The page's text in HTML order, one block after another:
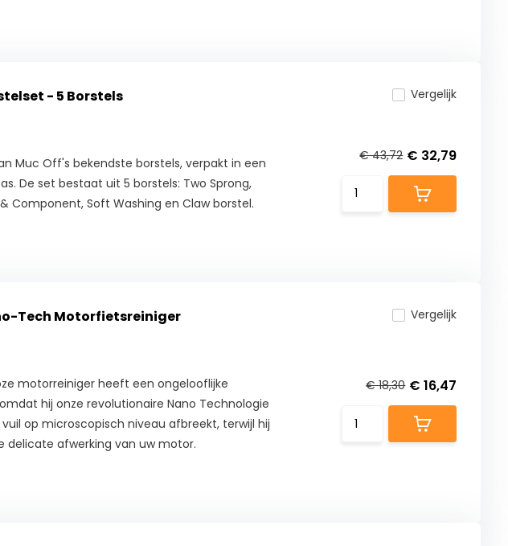
- 5 Borstels
Muc Off's bekendste borstels, verpakt in een
De set bestaat uit 5 borstels: Two Sprong,
Component, Soft Washing en Claw borstel.
Vergelijk
€ 43,72 € 32,79
Tech Motorfietsreiniger
motorreiniger heeft een ongelooflijke
hij onze revolutionaire Nano Technologie
op microscopisch niveau afbreekt, terwijl hij
delicate afwerking van uw motor.
Vergelijk
€ 18,30 € 16,47